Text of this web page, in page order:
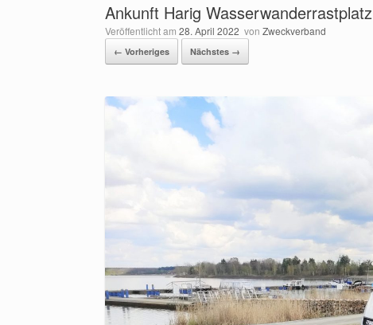
Ankunft Harig Wasserwanderrastplatz
Veröffentlicht am 28. April 2022 von Zweckverband
← Vorheriges Nächstes →